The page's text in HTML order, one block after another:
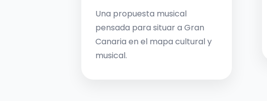
Una propuesta musical
pensada para situar a Gran
Canaria en el mapa cultural y
musical.